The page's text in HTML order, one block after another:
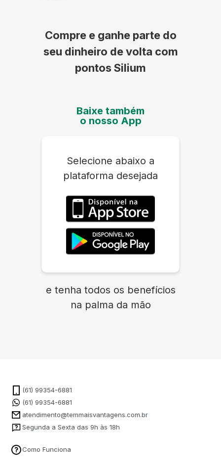
Compre e ganhe parte do
seu dinheiro de volta com
pontos Silium
Baixe também
o nosso App
e tenha todos os benefícios
na palma da mão
Selecione abaixo a
plataforma desejada
(61) 99354-6881
(61) 99354-6881
atendimento@temmaisvantagens.com.br
Segunda a Sexta das 9h às 18h
Como Funciona